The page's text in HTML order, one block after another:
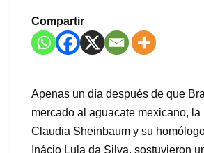
Compartir
Apenas un día después de que
mercado al aguacate mexicano, la
Claudia Sheinbaum y su
Inácio Lula da Silva, sostuvieron